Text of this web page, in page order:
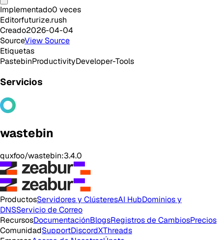
Implementado0 veces
Editorfuturize.rush
Creado2026-04-04
SourceView Source
Etiquetas
PastebinProductivityDeveloper-Tools
Servicios
wastebin
quxfoo/wastebin:3.4.0
ProductosServidores y ClústeresAI HubDominios y
DNSServicio de Correo
RecursosDocumentaciónBlogsRegistros de CambiosPrecios
ComunidadSupportDiscordXThreads